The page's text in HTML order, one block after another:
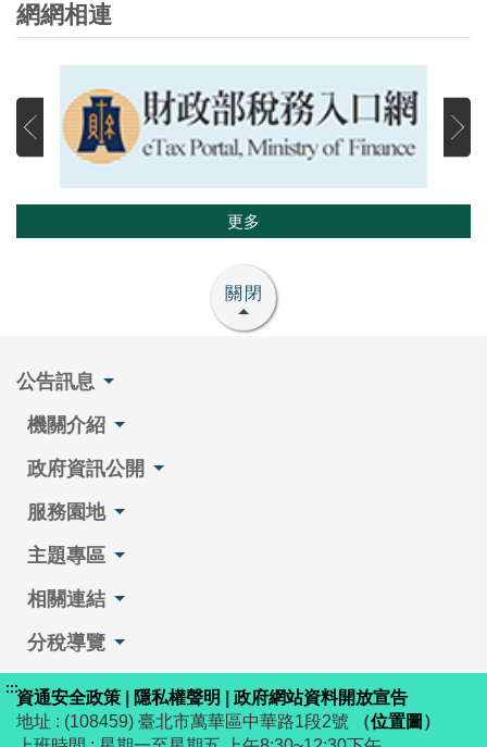
網網相連
更多
關閉
公告訊息
機關介紹
政府資訊公開
服務園地
主題專區
相關連結
分稅導覽
:::資通安全政策 隱私權聲明
政府網站資料開放宣告
地址 : (108459) 臺北市萬華區中華路1段2號
（位置圖 ）